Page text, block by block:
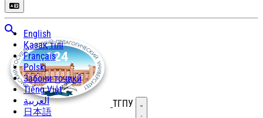
English
Қазақ тілі
Français
Polski
Забони тоҷикӣ
Tiếng Việt
العربية
日本語
ТГПУ Открыть меню